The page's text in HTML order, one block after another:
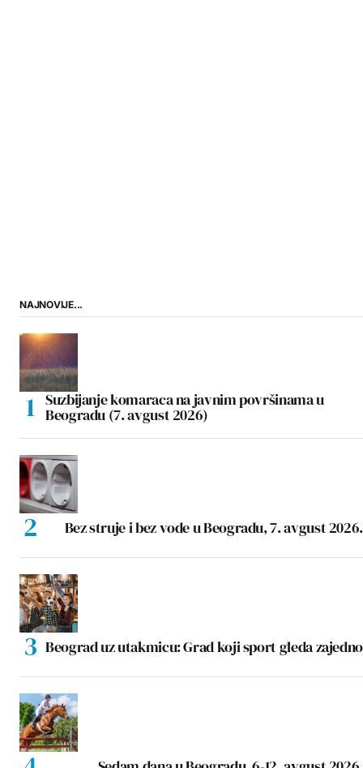
NAJNOVIJE...
Suzbijanje komaraca na javnim površinama u
Beogradu (7. avgust 2026)
Bez struje i bez vode u Beogradu, 7. avgust 2026.
Beograd uz utakmicu: Grad koji sport gleda zajedno